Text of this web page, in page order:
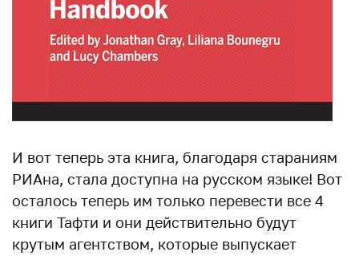
И вот теперь эта книга, благодаря стараниям
РИАна, стала доступна на русском языке! Вот
осталось теперь им только перевести все 4
книги Тафти и они действительно будут
крутым агентством, которые выпускает